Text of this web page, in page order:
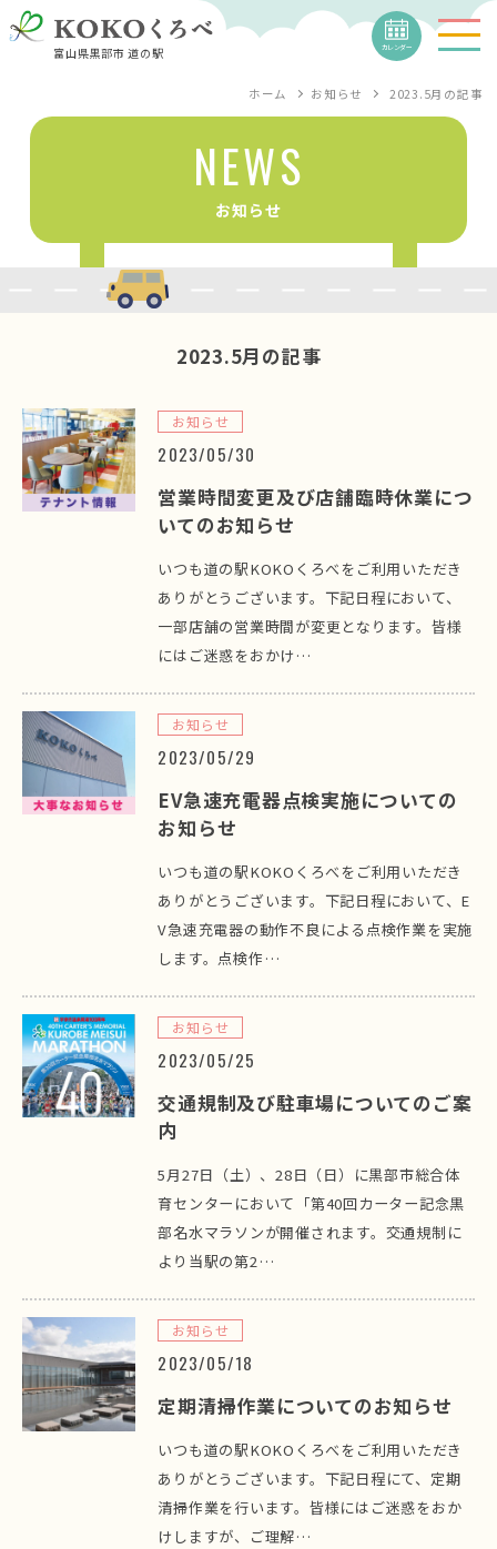
富山県黒部市 道の駅 カレンダー
NEWS
お知らせ
ホーム お知らせ 2023.5月 の記事
2023.5月の記事
お知らせ
2023/05/30
営業時間変更及び店舗臨時休業につ
いてのお知らせ
いつも道の駅KOKOくろべをご利用いただき
ありがとうございます。下記日程において、
一部店舗の営業時間が変更となります。皆様
にはご迷惑をおかけ…
お知らせ
2023/05/29
EV急速充電器点検実施についての
お知らせ
いつも道の駅KOKOくろべをご利用いただき
ありがとうございます。下記日程において、E
V急速充電器の動作不良による点検作業を実施
します。点検作…
お知らせ
2023/05/25
交通規制及び駐車場についてのご案
内
5月27日（土）、28日（日）に黒部市総合体
育センターにおいて「第40回カーター記念黒
部名水マラソンが開催されます。交通規制に
より当駅の第2…
お知らせ
2023/05/18
定期清掃作業についてのお知らせ
いつも道の駅KOKOくろべをご利用いただき
ありがとうございます。下記日程にて、定期
清掃作業を行います。皆様にはご迷惑をおか
けしますが、ご理解…